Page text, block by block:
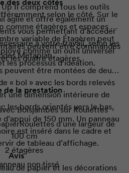
UpIl comprend tous les outils
agile et offre également un
vous permettant d'accéder
à votre travail, selon les
Metaplan.
selon le côté. Sur le
comme étagères et espaces de
variable de Étagèren peut
comme un outil universel
les processus d'idéation.
peuvent être commandés
les quatre étagères.
peuvent être montées de deux
« bol » avec les bords relevés
une dimension intérieure de
les bords orientés vers le bas,
de 150 mm. Un panneau
est inséré dans le cadre et
de tableau d’affichage.
de la prestation
Boisjambes sur Roulettes
Roulettesd'une largeur de
100 cm
2 étagères
non tissé
Avis
de papier et les décorations